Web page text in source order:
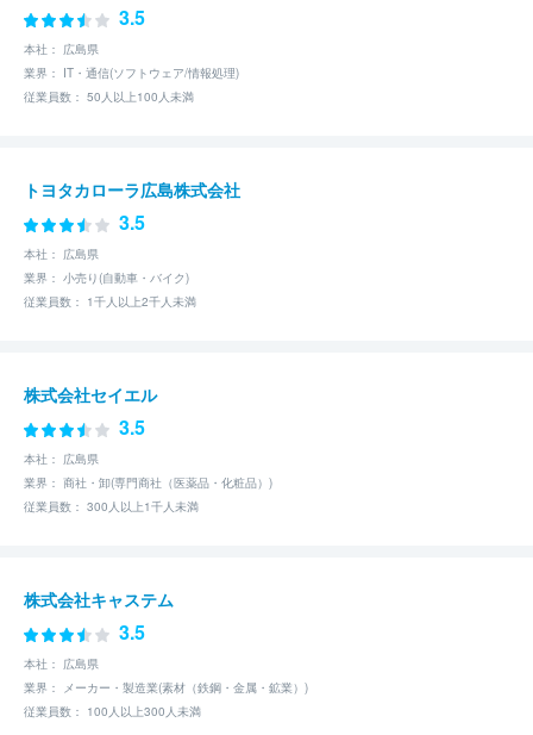
3.5
本社： 広島県
業界： IT・通信(ソフトウェア/情報処理)
従業員数： 50人以上100人未満
トヨタカローラ広島株式会社
3.5
本社： 広島県
業界： 小売り(自動車・バイク)
従業員数： 1千人以上2千人未満
株式会社セイエル
3.5
本社： 広島県
業界： 商社・卸(専門商社（医薬品・化粧品）)
従業員数： 300人以上1千人未満
株式会社キャステム
3.5
本社： 広島県
業界： メーカー・製造業(素材（鉄鋼・金属・鉱業）)
従業員数： 100人以上300人未満